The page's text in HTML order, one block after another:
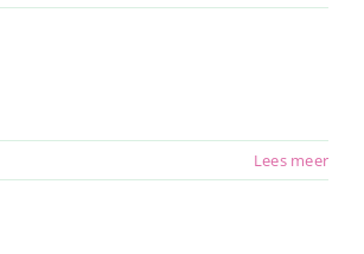
Lees meer